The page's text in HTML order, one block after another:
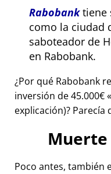
Rabobanktiene
como la ciudad
saboteador de
en Rabobank.
¿Por qué Rabobank
inversión de 45.000€
explicación)? Parecía
Muerte
Poco antes, también